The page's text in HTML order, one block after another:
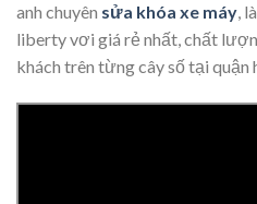
anh chuyên sửa khóa xe máy,
liberty vơi giá rẻ nhất, chất
khách trên từng cây số tại quận